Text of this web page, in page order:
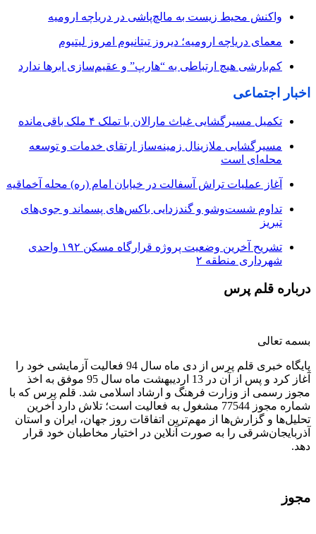
واکنش محیط زیست به مالچ‌پاشی در دریاچه ارومیه
معمای دریاچه ارومیه؛ دیروز تیتانیوم امروز لیتیوم
کم‌بارشی هیچ ارتباطی به “هارپ” و عقیم‌سازی ابرها ندارد
اخبار اجتماعی
تکمیل مسیرگشایی غیاث مارالان با تملک ۴ ملک باقی‌مانده
مسیرگشایی ملازینال زمینه‌ساز ارتقای خدمات و توسعه
محله‌ای است
آغاز عملیات تراش آسفالت در خیابان امام (ره) محله آخماقیه
تداوم شست‌وشو و گندزدایی باکس‌های پسماند و جوی‌های
تبریز
تشریح آخرین وضعیت پروژه قرارگاه مسکن ۱۹۲ واحدی
شهرداری منطقه ۲
درباره قلم پرس
بسمه تعالی
پایگاه خبری قلم پرس از دی ماه سال 94 فعالیت آزمایشی خود را
آغاز کرد و پس از آن در 13 اردیبهشت ماه سال 95 موفق به اخذ
مجوز رسمی از وزارت فرهنگ و ارشاد اسلامی شد. قلم پرس که با
شماره مجوز 77544 مشغول به فعالیت است؛ تلاش دارد آخرین
تحلیل‌ها و گزارش‌ها از مهم‌ترین اتفاقات روز جهان، ایران و استان
آذربایجان‌شرقی را به صورت آنلاین در اختیار مخاطبان خود قرار
دهد.
مجوز